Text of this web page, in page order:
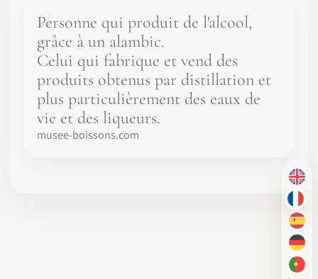
EN
FR
ES
DE
PT-
Personne qui produit de l'alcool,
grâce à un alambic.
Celui qui fabrique et vend des
produits obtenus par distillation et
plus particulièrement des eaux de
vie et des liqueurs.
musee-boissons.com